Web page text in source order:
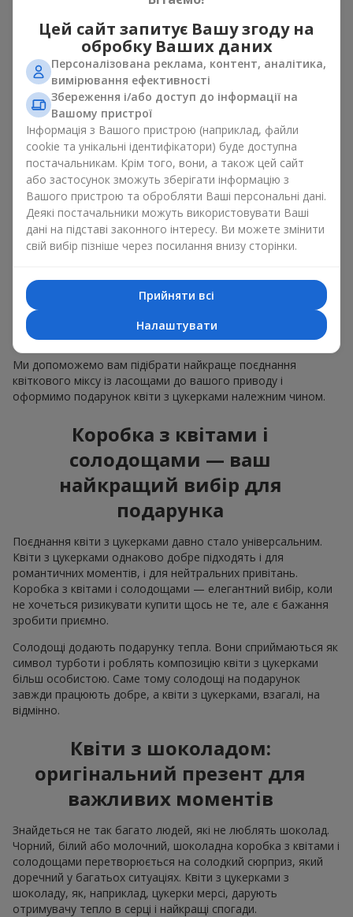
свята
Квіти з цукерками — це приклад того, як проста ідея може
виглядати дуже ефектно. Квіти дарують емоцію тут і зараз,
а коробка з квітами і солодощами залишає маленьке
продовження радості. Разом квіти з цукерками створюють
гармонію кольору й смаку, яка завжди працює. Головне —
правильно вибрати композицію десерт і квітка:
як романтичне поєднання чудово підійдесюрприз для
коханої, в якому класичнітроянди доповнені
цукерками ferrero rocher або цукерками рафаелло;
до корпоративного заходупосуватиме подарунок
преміум, тут коробка з квітами і солодощами
доповнюється вишуканими калами,герберами
еустоми,тюльпанів
альстромерій
добре поєднуються з цукерками merci, підтримуючи
ніжну подачу і легкий настрій як
народженням дитиниабо день Всіх закоханих.
Ми допоможемо вам підібрати найкраще поєднання
квіткового міксу із ласощами до вашого приводу і
оформимо подарунок квіти з цукерками належним чином.
Коробка з квітами і
солодощами — ваш
найкращий вибір для
подарунка
Поєднання квіти з цукерками давно стало універсальним.
Квіти з цукерками однаково добре підходять і для
романтичних моментів, і для нейтральних привітань.
Коробка з квітами і солодощами — елегантний вибір, коли
не хочеться ризикувати купити щось не те, але є бажання
зробити приємно.
Солодощі додають подарунку тепла. Вони сприймаються як
символ турботи і роблять композицію квіти з цукерками
більш особистою. Саме тому солодощі на подарунок
завжди працюють добре, а квіти з цукерками, взагалі, на
відмінно.
Квіти з шоколадом:
оригінальний презент для
важливих моментів
Знайдеться не так багато людей, які не люблять шоколад.
Чорний, білий або молочний, шоколадна коробка з квітами і
солодощами перетворюється на солодкий сюрприз, який
доречний у багатьох ситуаціях. Квіти з цукерками з
шоколаду, як, наприклад, цукерки мерсі, дарують
отримувачу тепло в серці і найкращі спогади.
Цей сайт запитує Вашу згоду на
обробку Ваших даних
Персоналізована реклама, контент, аналітика,
вимірювання ефективності
Збереження і/або доступ до інформації на
Вашому пристрої
Інформація з Вашого пристрою (наприклад, файли
cookie та унікальні ідентифікатори) буде доступна
постачальникам. Крім того, вони, а також цей сайт
або застосунок зможуть зберігати інформацію з
Вашого пристрою та обробляти Ваші персональні дані.
Деякі постачальники можуть використовувати Ваші
дані на підставі законного інтересу. Ви можете змінити
свій вибір пізніше через посилання внизу сторінки.
Прийняти всі
Налаштувати